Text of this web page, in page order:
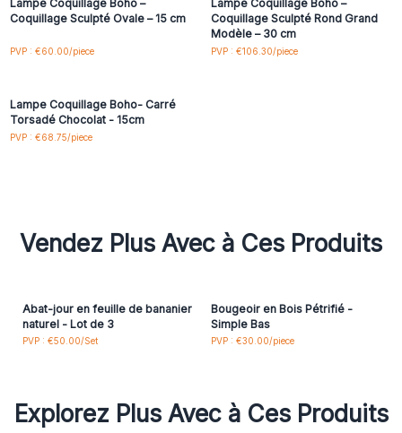
Lampe Coquillage Boho –
Coquillage Sculpté Ovale – 15 cm
PVP : €60.00/piece
Lampe Coquillage Boho –
Coquillage Sculpté Rond Grand
Modèle – 30 cm
PVP : €106.30/piece
Connectez-vous ou
Lampe Coquillage Boho- Carré
Torsadé Chocolat - 15cm
PVP : €68.75/piece
Vendez Plus Avec à Ces Produits
Abat-jour en feuille de bananier
naturel - Lot de 3
PVP : €50.00/Set
Bougeoir en Bois Pétrifié -
Simple Bas
PVP : €30.00/piece
Explorez Plus Avec à Ces Produits